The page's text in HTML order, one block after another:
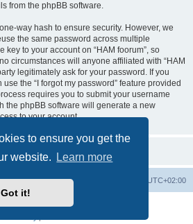
to ensure you get the
website.
Learn more
Got it!
from the phpBB software.
way hash to ensure security. However, we
the same password across multiple
key to your account on “HAM foorum”, so
circumstances will anyone affiliated with “HAM
legitimately ask for your password. If you
the “I forgot my password” feature provided
requires you to submit your username
the phpBB software will generate a new
to your account.
UTC+02:00
Delete cookies
us
® Forum Software © phpBB Limited